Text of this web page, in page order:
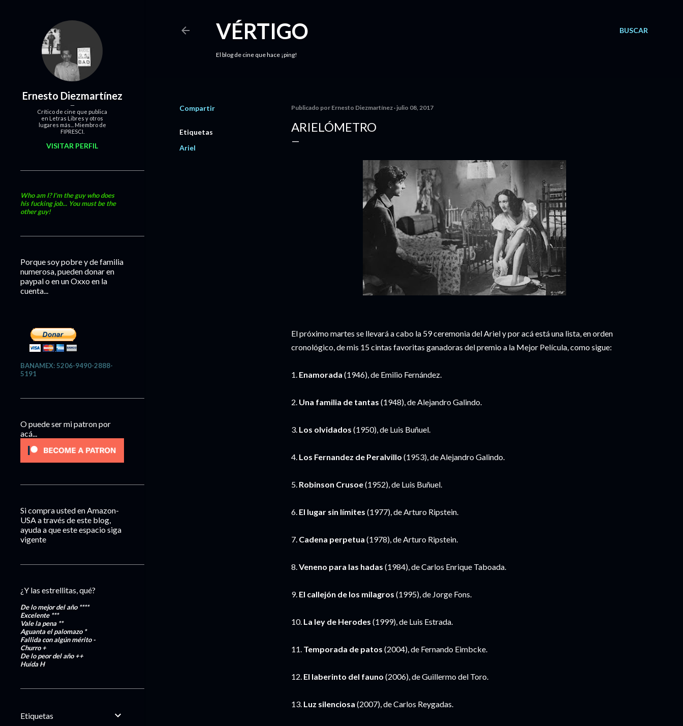
BUSCAR
VÉRTIGO
El blog de cine que hace ¡ping!
Compartir
Etiquetas
Ariel
Publicado por Ernesto Diezmartínez julio 08, 2017
ARIELÓMETRO
El próximo martes se llevará a cabo la 59 ceremonia del Ariel y por acá está una lista, en orden
cronológico, de mis 15 cintas favoritas ganadoras del premio a la Mejor Película, como sigue:
1. Enamorada (1946), de Emilio Fernández.
2. Una familia de tantas (1948), de Alejandro Galindo.
3. Los olvidados (1950), de Luis Buñuel.
4. Los Fernandez de Peralvillo (1953), de Alejandro Galindo.
5. Robinson Crusoe(1952), de Luis Buñuel.
6. El lugar sin límites (1977), de Arturo Ripstein.
7. Cadena perpetua (1978), de Arturo Ripstein.
8.Veneno para las hadas (1984), de Carlos Enrique Taboada.
9. El callejón de los milagros (1995), de Jorge Fons.
10. La ley de Herodes (1999), de Luis Estrada.
11. Temporada de patos (2004), de Fernando Eimbcke.
12. El laberinto del fauno (2006), de Guillermo del Toro.
13. Luz silenciosa (2007), de Carlos Reygadas.
Ernesto Diezmartínez
Crítico de cine que publica
en Letras Libres y otros
lugares más... Miembro de
FIPRESCI.
VISITAR PERFIL
Who am I? I'm the guy who does
his fucking job... You must be the
other guy!
Porque soy pobre y de familia
numerosa, pueden donar en
paypal o en un Oxxo en la
cuenta...
BANAMEX: 5206-9490-2888-
5191
O puede ser mi patron por
acá...
Si compra usted en Amazon-
USA a través de este blog,
ayuda a que este espacio siga
vigente
¿Y las estrellitas, qué?
De lo mejor del año ****
Excelente***
Vale la pena **
Aguanta el palomazo *
Fallida con algún mérito-
Churro+
De lo peor del año++
HuídaH
Etiquetas